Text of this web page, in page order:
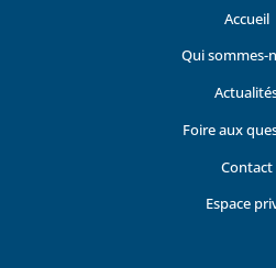
Accueil
Qui sommes-
Foire aux
Contact
Espace